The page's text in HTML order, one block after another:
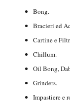
Bong.
Bracieri ed
Cartine e
Chillum.
Oil Bong,
Grinders.
Impastiere e